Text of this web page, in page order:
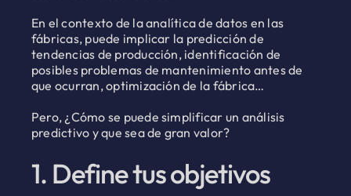
En el contexto de la analítica de datos en las
fábricas, puede implicar la predicción de
tendencias de producción, identificación de
posibles problemas de mantenimiento antes de
que ocurran, optimización de la fábrica…
Pero, ¿Cómo se puede simplificar un análisis
predictivo y que sea de gran valor?
1. Define tus objetivos